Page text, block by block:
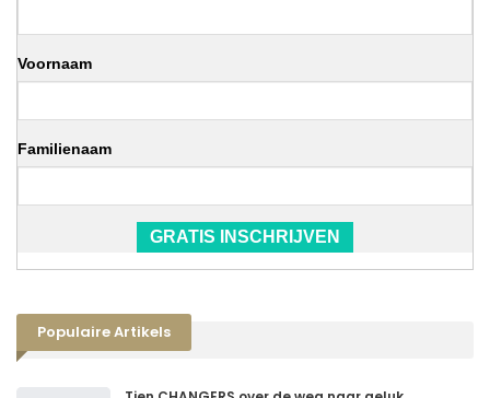
Voornaam
Familienaam
GRATIS INSCHRIJVEN
Populaire Artikels